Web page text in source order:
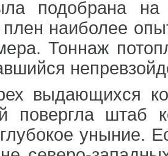
подобрана на
плен наиболее
Тоннаж
выдающихся
повергла штаб
уныние.